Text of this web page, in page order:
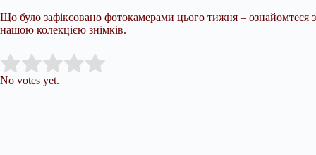
Що було зафіксовано фотокамерами цього тижня – ознайомтеся з
нашою колекцією знімків.
Rate this item:
No votes yet.